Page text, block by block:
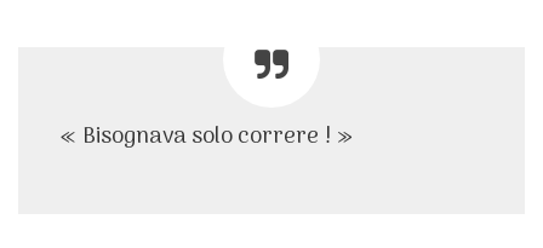
« Bisognava solo correre ! »